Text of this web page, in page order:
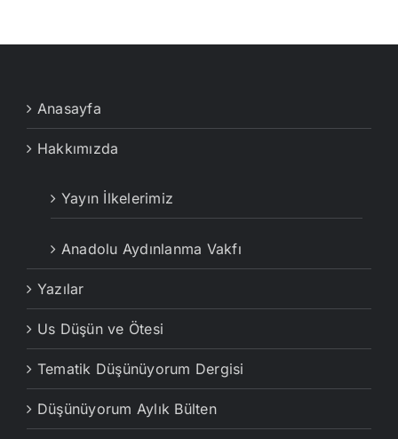
Anasayfa
Hakkımızda
Yayın İlkelerimiz
Anadolu Aydınlanma Vakfı
Yazılar
Us Düşün ve Ötesi
Tematik Düşünüyorum Dergisi
Düşünüyorum Aylık Bülten